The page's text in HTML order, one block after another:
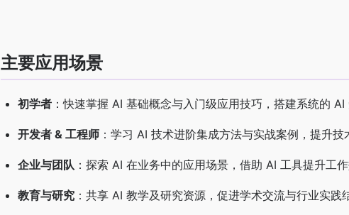
主要应用场景
初学者 ：快速掌握 AI 基础概念与入门级应用技巧，搭建系统的 AI
开发者 & 工程师 ：学习 AI 技术进阶集成方法与实战案例，提升技
企业与团队 ：探索 AI 在业务中的应用场景，借助 AI 工具提升工
教育与研究 ：共享 AI 教学及研究资源，促进学术交流与行业实践